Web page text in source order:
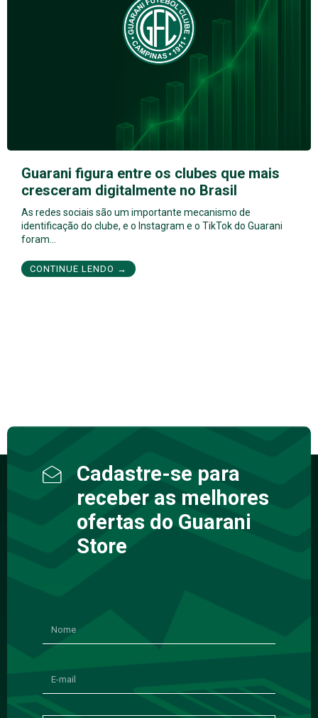
Guarani figura entre os clubes que mais
cresceram digitalmente no Brasil
As redes sociais são um importante mecanismo de
identificação do clube, e o Instagram e o TikTok do Guarani
foram…
CONTINUE LENDO →
Cadastre-se para
receber as melhores
ofertas do Guarani
Store